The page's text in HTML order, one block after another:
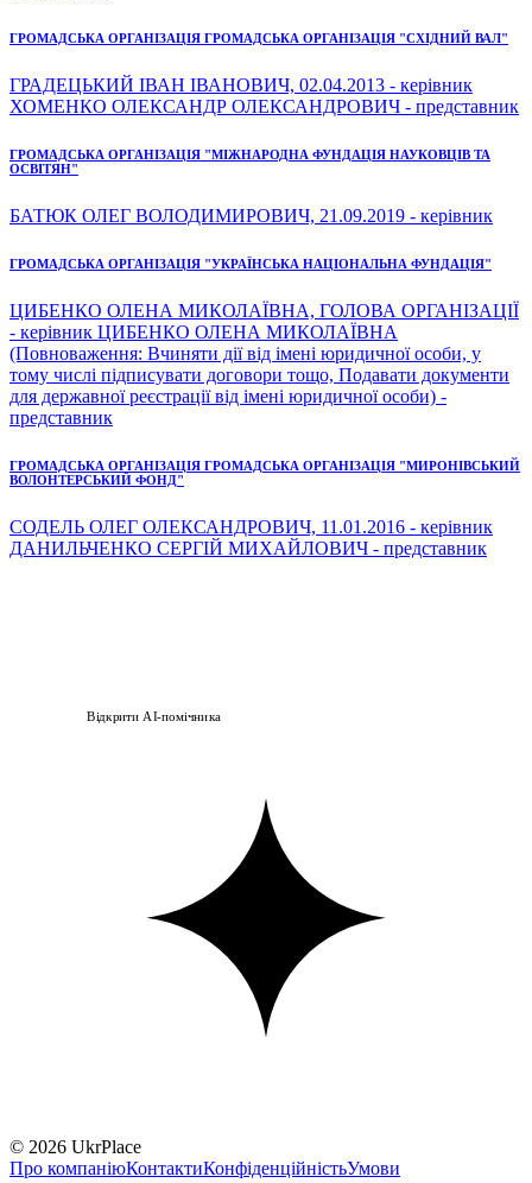
ГРОМАДСЬКА ОРГАНІЗАЦІЯ ГРОМАДСЬКА ОРГАНІЗАЦІЯ "СХІДНИЙ ВАЛ"
ГРАДЕЦЬКИЙ ІВАН ІВАНОВИЧ, 02.04.2013 - керівник
ХОМЕНКО ОЛЕКСАНДР ОЛЕКСАНДРОВИЧ - представник
ГРОМАДСЬКА ОРГАНІЗАЦІЯ "МІЖНАРОДНА ФУНДАЦІЯ НАУКОВЦІВ ТА
ОСВІТЯН"
БАТЮК ОЛЕГ ВОЛОДИМИРОВИЧ, 21.09.2019 - керівник
ГРОМАДСЬКА ОРГАНІЗАЦІЯ "УКРАЇНСЬКА НАЦІОНАЛЬНА ФУНДАЦІЯ"
ЦИБЕНКО ОЛЕНА МИКОЛАЇВНА, ГОЛОВА ОРГАНІЗАЦІЇ
- керівник ЦИБЕНКО ОЛЕНА МИКОЛАЇВНА
(Повноваження: Вчиняти дії від імені юридичної особи, у
тому числі підписувати договори тощо, Подавати документи
для державної реєстрації від імені юридичної особи) -
представник
ГРОМАДСЬКА ОРГАНІЗАЦІЯ ГРОМАДСЬКА ОРГАНІЗАЦІЯ "МИРОНІВСЬКИЙ
ВОЛОНТЕРСЬКИЙ ФОНД"
СОДЕЛЬ ОЛЕГ ОЛЕКСАНДРОВИЧ, 11.01.2016 - керівник
ДАНИЛЬЧЕНКО СЕРГІЙ МИХАЙЛОВИЧ - представник
Відкрити AI-помічника
© 2026 UkrPlace
Про компаніюКонтактиКонфіденційністьУмови